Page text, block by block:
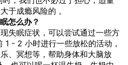
于成瘾风险的 。
怎么办？
失眠症状，可以尝试通过一些方
1 - 2 小时进行一些放松的活动，
、冥想等，帮助身体和大脑放